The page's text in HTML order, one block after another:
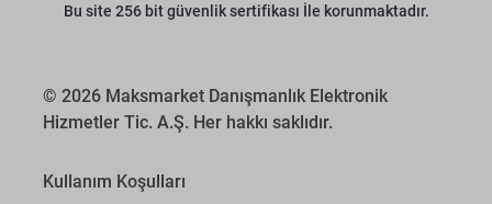
Bu site 256 bit güvenlik sertifikası İle korunmaktadır.
© 2026 Maksmarket Danışmanlık Elektronik
Hizmetler Tic. A.Ş. Her hakkı saklıdır.
Kullanım Koşulları